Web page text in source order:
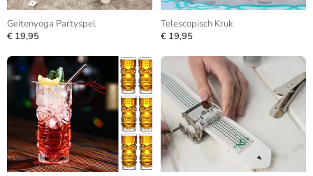
Geitenyoga Partyspel
€ 19,95
Telescopisch Kruk
€ 19,95